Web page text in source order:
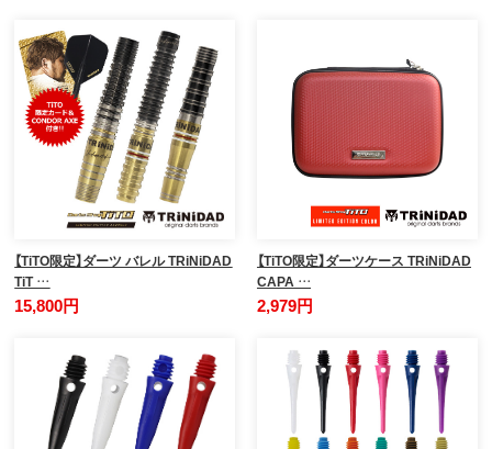
【TiTO限定】ダーツ バレル TRiNiDAD
TiT …
15,800円
【TiTO限定】ダーツケース TRiNiDAD
CAPA …
2,979円